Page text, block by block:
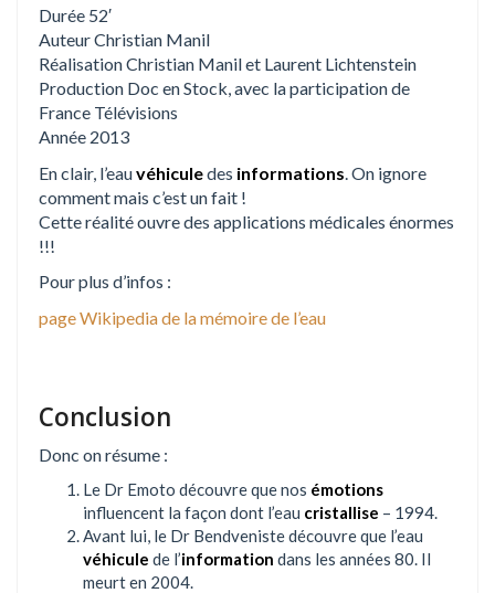
Durée 52′
Auteur Christian Manil
Réalisation Christian Manil et Laurent Lichtenstein
Production Doc en Stock, avec la participation de
France Télévisions
Année 2013
En clair, l’eauvéhiculedes informations . On ignore
comment mais c’est un fait !
Cette réalité ouvre des applications médicales énormes
!!!
Pour plus d’infos :
page Wikipedia de la mémoire de l’eau
Conclusion
Donc on résume :
Le Dr Emoto découvre que nos émotions
influencent la façon dont l’eau cristallise – 1994.
Avant lui, le Dr Bendveniste découvre que l’eau
véhicule de l’information dans les années 80. Il
meurt en 2004.